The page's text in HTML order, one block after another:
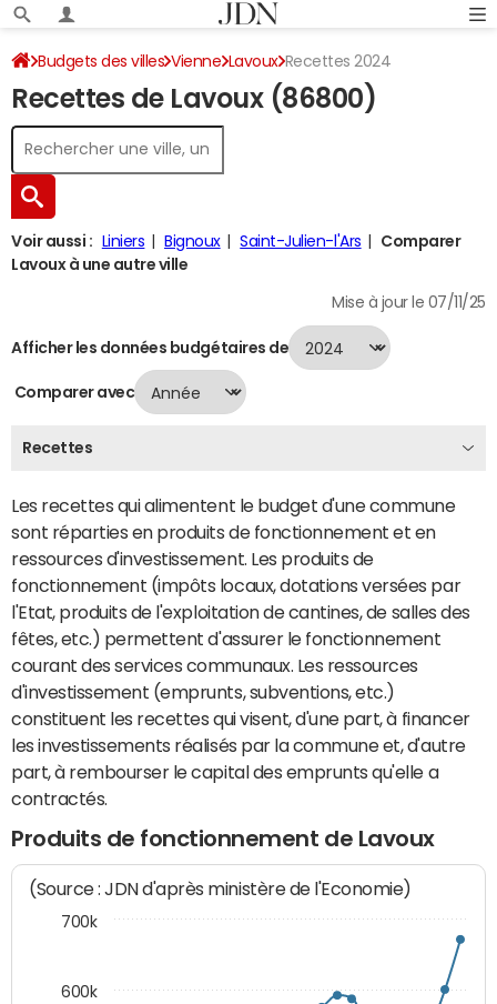
Budgets des villes Vienne Lavoux Recettes 2024
Recettes de Lavoux (86800)
Voir aussi : Liniers Bignoux Saint-Julien-l'Ars
Comparer
Lavoux à une autre ville
Mise à jour le 07/11/25
Afficher les données budgétaires de
Comparer avec
Recettes
Les recettes qui alimentent le budget d'une commune
sont réparties en produits de fonctionnement et en
ressources d'investissement. Les produits de
fonctionnement (impôts locaux, dotations versées par
l'Etat, produits de l'exploitation de cantines, de salles des
fêtes, etc.) permettent d'assurer le fonctionnement
courant des services communaux. Les ressources
d'investissement (emprunts, subventions, etc.)
constituent les recettes qui visent, d'une part, à financer
les investissements réalisés par la commune et, d'autre
part, à rembourser le capital des emprunts qu'elle a
contractés.
Produits de fonctionnement de Lavoux
(Source : JDN d'après ministère de l'Economie)
600k
700k